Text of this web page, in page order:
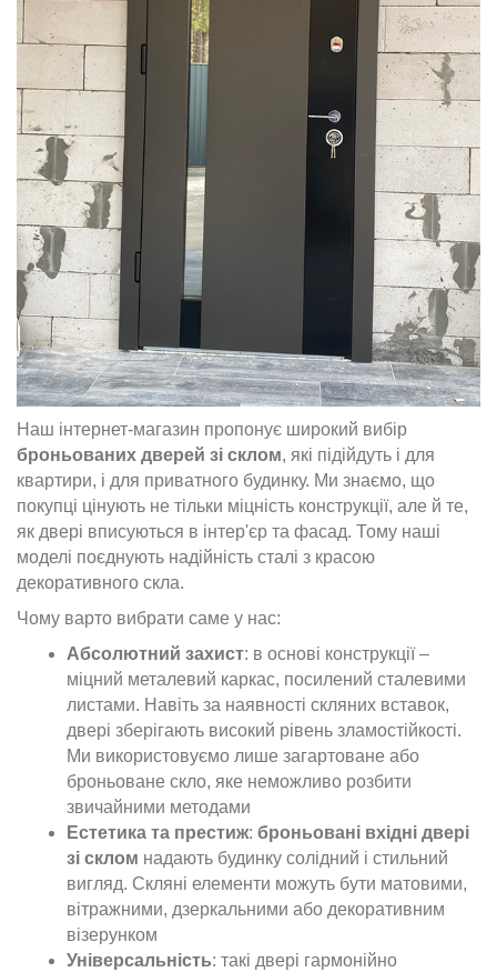
Наш інтернет-магазин пропонує широкий вибір
броньованих дверей зі склом, які підійдуть і для
квартири, і для приватного будинку. Ми знаємо, що
покупці цінують не тільки міцність конструкції, але й те,
як двері вписуються в інтер'єр та фасад. Тому наші
моделі поєднують надійність сталі з красою
декоративного скла.
Чому варто вибрати саме у нас:
Абсолютний захист: в основі конструкції –
міцний металевий каркас, посилений сталевими
листами. Навіть за наявності скляних вставок,
двері зберігають високий рівень зламостійкості.
Ми використовуємо лише загартоване або
броньоване скло, яке неможливо розбити
звичайними методами
Естетика та престиж: броньовані вхідні двері
зі склом надають будинку солідний і стильний
вигляд. Скляні елементи можуть бути матовими,
вітражними, дзеркальними або декоративним
візерунком
Універсальність: такі двері гармонійно